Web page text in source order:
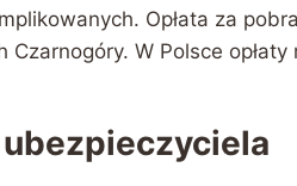
Opłata za
W Polsce opłaty